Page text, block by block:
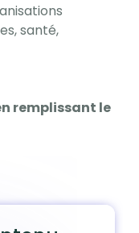
santé,
remplissant le